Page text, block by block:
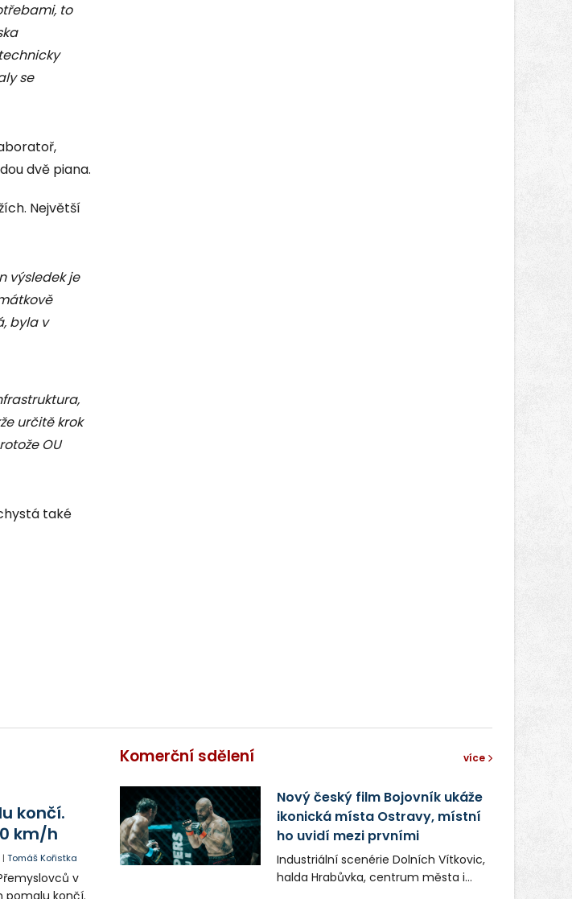
to
se
dvě piana.
Největší
výsledek je
byla v
určitě krok
OU
také
končí.
km/h
|Tomáš Kořistka
v
pomalu končí.
Komerční sdělení více
Nový český film Bojovník ukáže
ikonická místa Ostravy, místní
ho uvidí mezi prvními
Industriální scenérie Dolních Vítkovic,
halda Hrabůvka, centrum města i